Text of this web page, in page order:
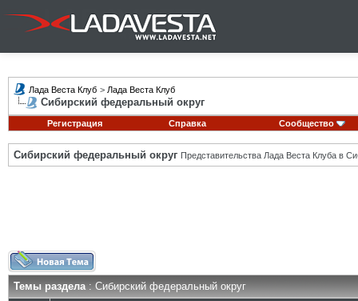
Лада Веста Клуб > Лада Веста Клуб
Сибирский федеральный округ
Регистрация Справка Сообщество
Сибирский федеральный округ Представительства Лада Веста Клуба в
Темы раздела: Сибирский федеральный округ